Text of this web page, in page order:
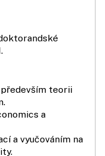
teorii
a
a vyučováním na